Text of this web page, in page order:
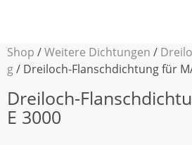
Shop /Weitere Dichtungen /
g/ Dreiloch-Flanschdichtung für
Dreiloch-
E 3000